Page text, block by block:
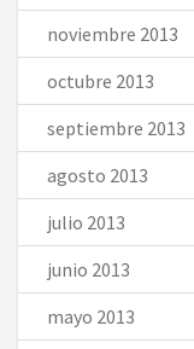
noviembre 2013
octubre 2013
septiembre 2013
agosto 2013
julio 2013
junio 2013
mayo 2013